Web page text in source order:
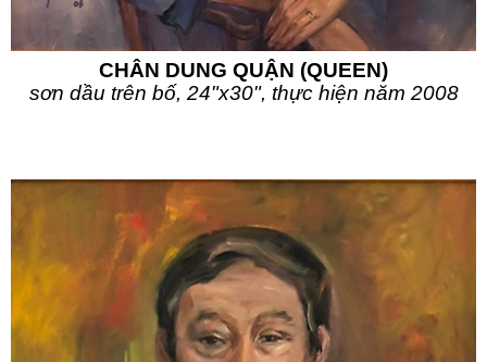
CHÂN DUNG QUẬN (QUEEN)
sơn dầu trên bố, 24"x30", thực hiện năm 2008